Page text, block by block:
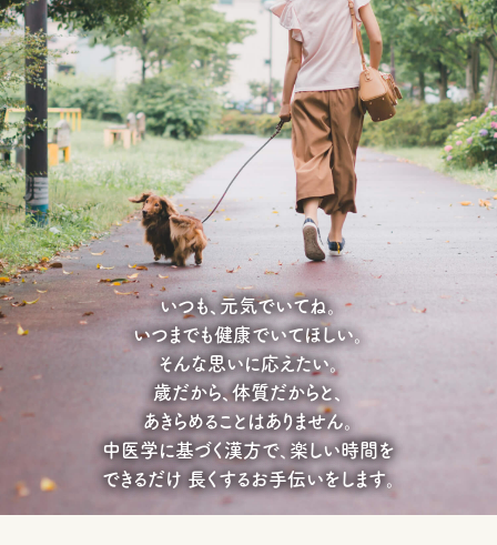
いつも、元気でいてね。
いつまでも健康でいてほしい。
そんな思いに応えたい。
歳だから、体質だからと、
あきらめることはありません。
中医学に基づく漢方で、楽しい時間を
できるだけ長くするお手伝いをします。